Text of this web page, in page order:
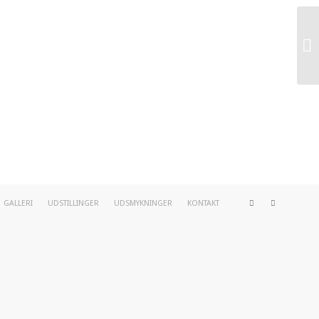
GALLERI UDSTILLINGER UDSMYKNINGER KONTAKT